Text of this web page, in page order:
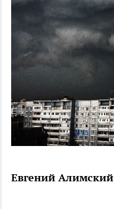
Евгений Алимский